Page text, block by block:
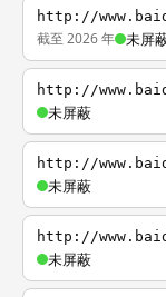
http://
截至 2026 年 未屏
http://
未屏蔽
http://
未屏蔽
http://
未屏蔽